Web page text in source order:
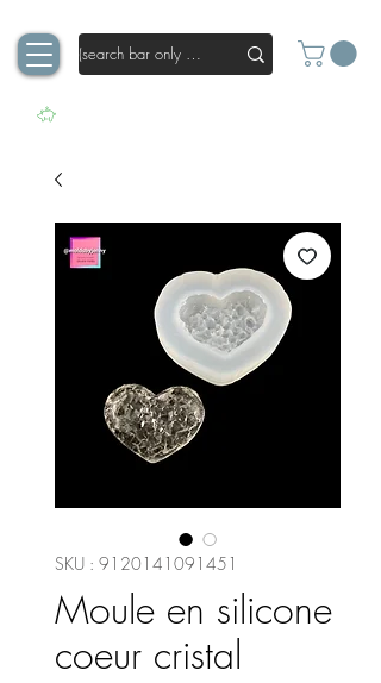
SKU : 9120141091451
Moule en silicone
coeur cristal